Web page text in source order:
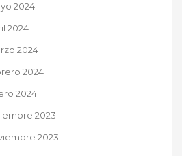
2024
2024
2024
2024
2024
2023
2023